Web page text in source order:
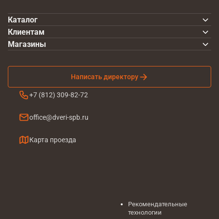
Каталог
Клиентам
Написать директору
+7 (812) 309-82-72
office@dveri-spb.ru
Карта проезда
Магазины
Рекомендательные
технологии